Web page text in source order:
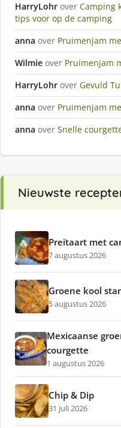
HarryLohr over Camping
tips voor op de camping
anna over Pruimenjam
Wilmie over Pruimenjam
HarryLohr over Gevuld
anna over Pruimenjam
anna over Snelle
Nieuwste
Preitaart met
7 augustus 2026
Groene kool
5 augustus 2026
Mexicaanse
courgette
1 augustus 2026
Chip & Dip
31 juli 2026